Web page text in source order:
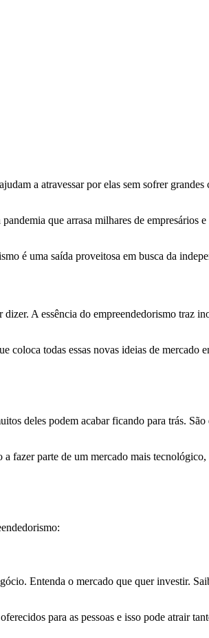
a atravessar por elas sem sofrer
que arrasa milhares de empresários
é uma saída proveitosa em busca da
A essência do empreendedorismo traz
todas essas novas ideias de
deles podem acabar ficando para trás.
parte de um mercado mais
Entenda o mercado que quer investir.
para as pessoas e isso pode atrair